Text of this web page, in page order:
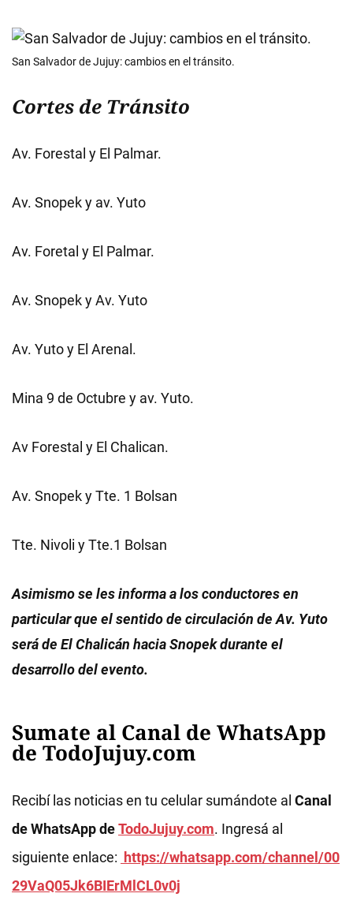
San Salvador de Jujuy: cambios en el tránsito.
Cortes de Tránsito
Av. Forestal y El Palmar.
Av. Snopek y av. Yuto
Av. Foretal y El Palmar.
Av. Snopek y Av. Yuto
Av. Yuto y El Arenal.
Mina 9 de Octubre y av. Yuto.
Av Forestal y El Chalican.
Av. Snopek y Tte. 1 Bolsan
Tte. Nivoli y Tte.1 Bolsan
Asimismo se les informa a los conductores en
particular que el sentido de circulación de Av. Yuto
será de El Chalicán hacia Snopek durante el
desarrollo del evento.
Sumate al Canal de WhatsApp
de TodoJujuy.com
Recibí las noticias en tu celular sumándote al Canal
de WhatsApp deTodoJujuy.com. Ingresá al
siguiente enlace: https://whatsapp.com/channel/00
29VaQ05Jk6BIErMlCL0v0j